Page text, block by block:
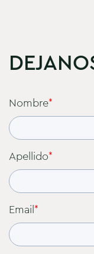
Nombre*
Apellido*
Email*